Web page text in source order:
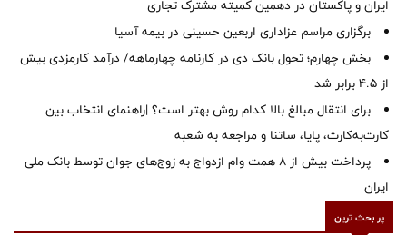
ایران و پاکستان در دهمین کمیته مشترک تجاری
برگزاری مراسم عزاداری اربعین حسینی در بیمه آسیا
بخش چهارم؛ تحول بانک دی در کارنامه چهارماهه/ درآمد کارمزدی بیش
از ۴.۵ برابر شد
برای انتقال مبالغ بالا کدام روش بهتر است؟ |راهنمای انتخاب بین
کارت‌به‌کارت، پایا، ساتنا و مراجعه به شعبه
پرداخت بیش از ۸ همت وام ازدواج به زوج‌های جوان توسط بانک ملی
ایران
پر بحث ترین